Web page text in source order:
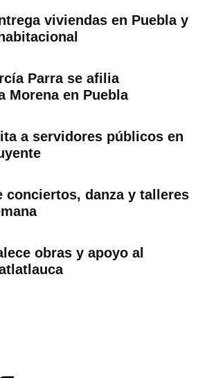
viviendas en Puebla y
Parra se afilia
Morena en Puebla
a servidores públicos en
conciertos, danza y talleres
obras y apoyo al